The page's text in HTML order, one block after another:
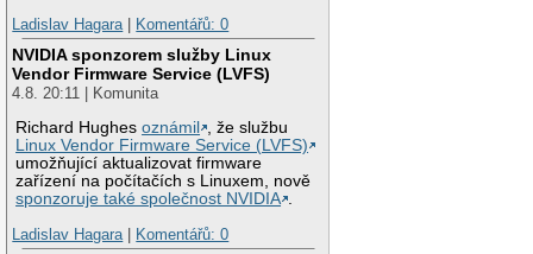
Ladislav Hagara
Komentářů: 0
NVIDIA sponzorem služby Linux
Vendor Firmware Service (LVFS)
4.8. 20:11 | Komunita
Richard Hughesoznámil
, že službu
Linux Vendor Firmware Service (LVFS)
umožňující aktualizovat firmware
zařízení na počítačích s Linuxem, nově
sponzoruje také společnost NVIDIA .
Ladislav Hagara | Komentářů: 0